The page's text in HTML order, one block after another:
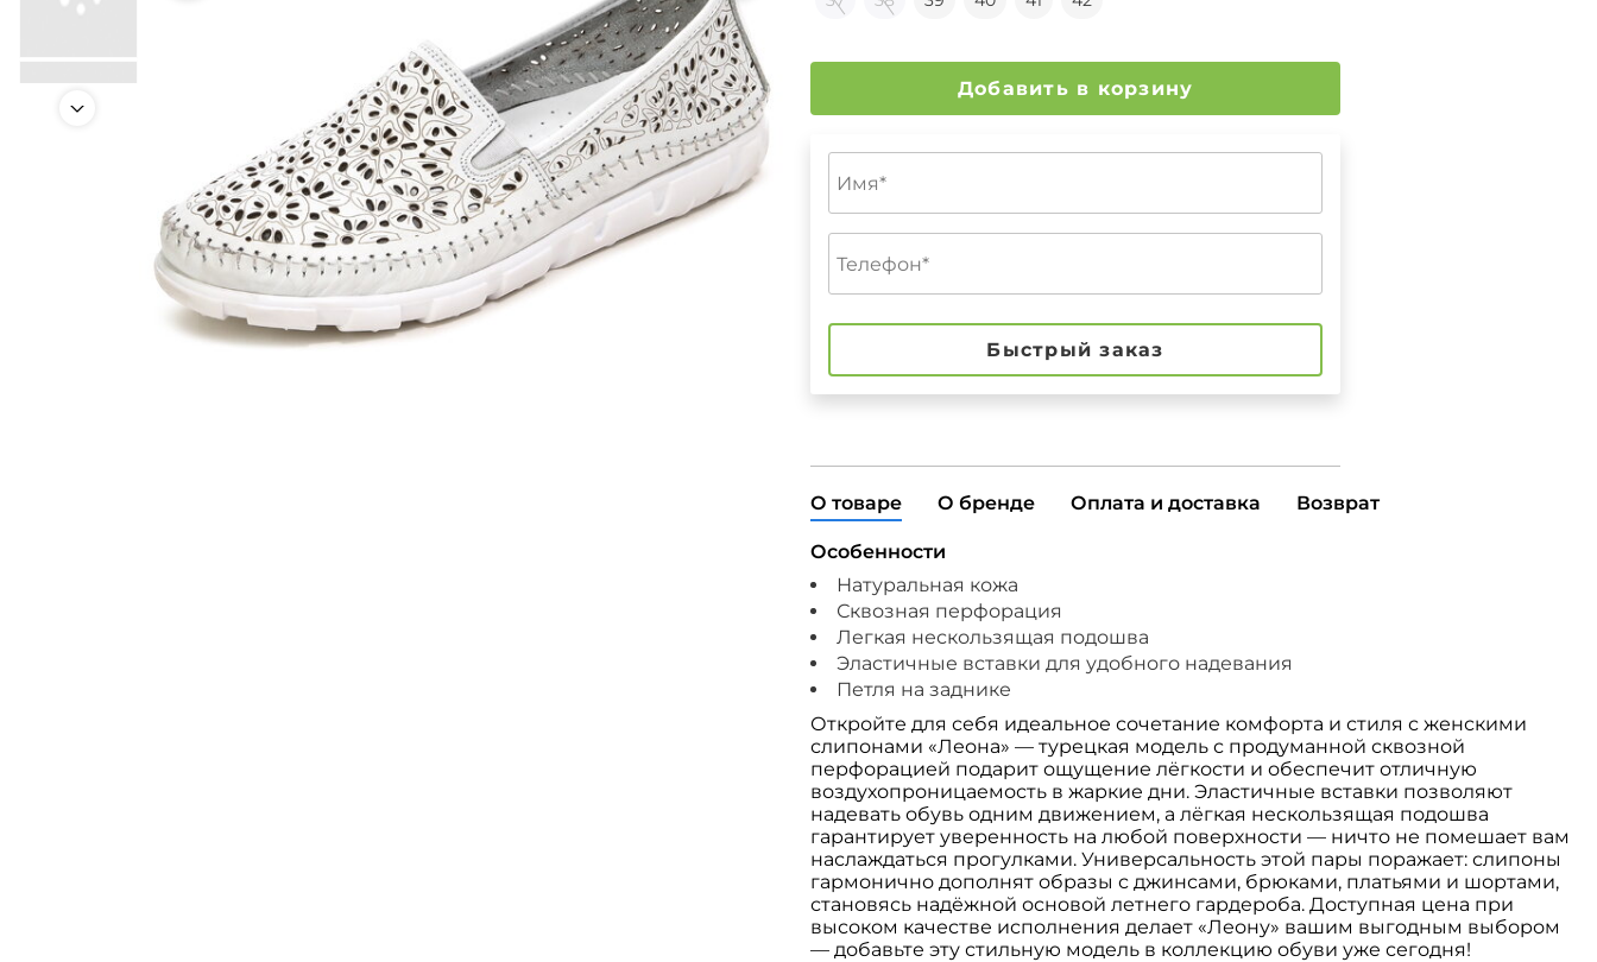
Добавить в корзину
Быстрый заказ
О товаре О бренде Оплата и доставка Возврат
Особенности
Натуральная кожа
Сквозная перфорация
Легкая нескользящая подошва
Эластичные вставки для удобного надевания
Петля на заднике
Откройте для себя идеальное сочетание комфорта и стиля с женскими
слипонами «Леона» — турецкая модель с продуманной сквозной
перфорацией подарит ощущение лёгкости и обеспечит отличную
воздухопроницаемость в жаркие дни. Эластичные вставки позволяют
надевать обувь одним движением, а лёгкая нескользящая подошва
гарантирует уверенность на любой поверхности — ничто не помешает вам
наслаждаться прогулками. Универсальность этой пары поражает: слипоны
гармонично дополнят образы с джинсами, брюками, платьями и шортами,
становясь надёжной основой летнего гардероба. Доступная цена при
высоком качестве исполнения делает «Леону» вашим выгодным выбором
— добавьте эту стильную модель в коллекцию обуви уже сегодня!